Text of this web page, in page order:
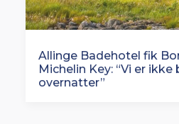
Allinge Badehotel fik
Michelin Key: “Vi er ikke
overnatter”